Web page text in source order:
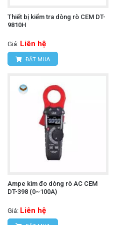
các ứng dụng:
các hệ thống dây
điện giật và cháy nổ.
Chẩn đoán sự cố
nhân gây ra việc
Dòng rò thường là
Bảo trì phòng ngừa:
sớm các dấu hiệu
khi xảy ra sự cố
Thiết bị kiểm tra dòng rò CEM DT-
9810H
Giá: Liên hệ
ĐẶT MUA
Ampe kìm đo dòng rò AC CEM
DT-398 (0~100A)
Giá: Liên hệ